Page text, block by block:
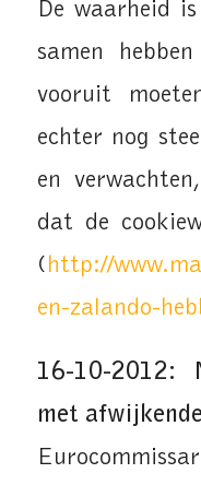
De waarheid
samen
vooruit
echter nog
en
dat de
(http://
en-zalando-
16-10-2012:
met